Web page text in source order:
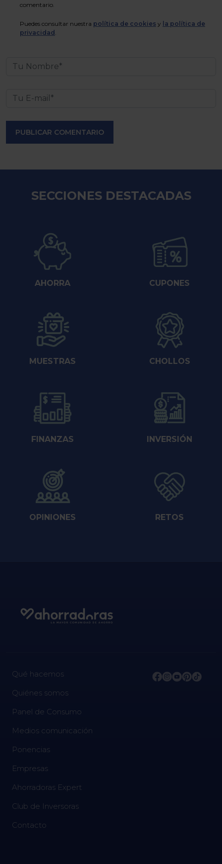
comentario.
Puedes consultar nuestra política de cookies y la política de
privacidad .
PUBLICAR COMENTARIO
SECCIONES DESTACADAS
AHORRA CUPONES
MUESTRAS CHOLLOS
FINANZAS INVERSIÓN
OPINIONES RETOS
Qué hacemos
Quiénes somos
Panel de Consumo
Medios comunicación
Ponencias
Empresas
Ahorradoras Expert
Club de Inversoras
Contacto